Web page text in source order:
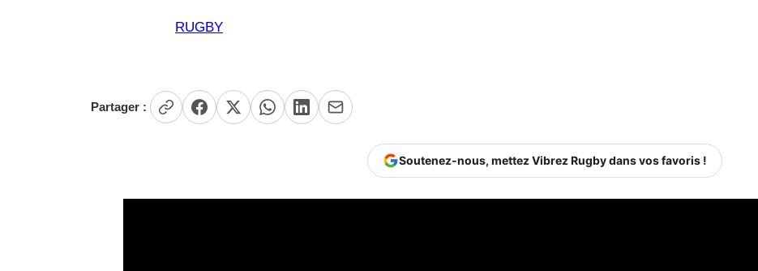
RUGBY
Partager :
Soutenez-nous, mettez Vibrez Rugby dans vos favoris !